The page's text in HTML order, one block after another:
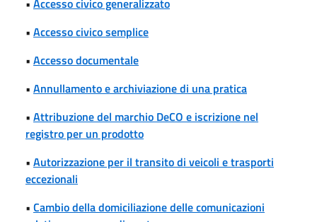
• Accesso civico semplice
• Accesso documentale
• Annullamento e archiviazione di una pratica
• Attribuzione del marchio DeCO e iscrizione nel
registro per un prodotto
• Autorizzazione per il transito di veicoli e trasporti
eccezionali
• Cambio della domiciliazione delle comunicazioni